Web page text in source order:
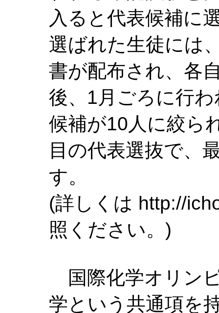
入ると代表候補に
選ばれた生徒には
書が配布され、各
後、1月ごろに行
候補が10人に絞ら
目の代表選抜で、
す。
(詳しくは http://
照ください。)
国際化学オリン
学という共通項を